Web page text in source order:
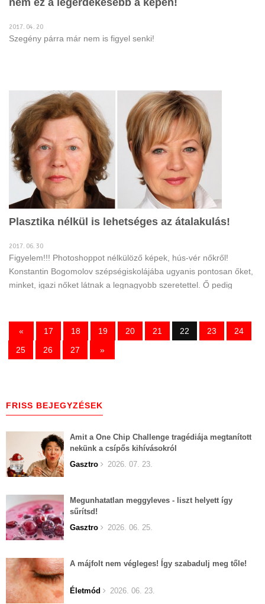
nem ez a legérdekesebb a képen!
2017. 04. 20
Szegény párra már nem is figyel senki!
Plasztika nélkül is lehetséges az átalakulás!
2017. 06. 30
Figyelem!!! Photoshoppot nélkülöző képek, hús-vér nőkről!
Konstantin Bogomolov szépségiskolájába ugyanis pontosan őket,
minket, igazi nőket látnak a legnagyobb szeretettel. Ő pedig
«
17 18 19 20 21 22 23
24
25
26 27 »
FRISS BEJEGYZÉSEK
Amit a One Chip Challenge tragédiája megtanított
nekünk a csípős kihívásokról
Gasztro
2026. 07. 23.
Megunhatatlan meggyleves - liszt helyett így
sűrítsd!
Gasztro
2026. 06. 25.
A májfolt nem végleges! Így szabadulj meg tőle!
Életmód 2026. 06. 23.